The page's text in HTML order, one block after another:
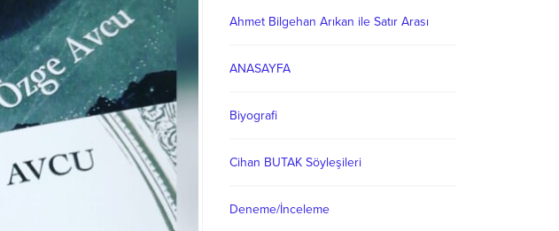
Ahmet Bilgehan Arıkan ile Satır Arası
ANASAYFA
Biyografi
Cihan BUTAK Söyleşileri
Deneme/İnceleme